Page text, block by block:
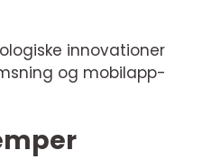
innovationer
og mobilapp-